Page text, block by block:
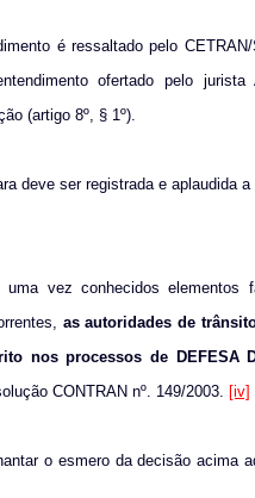
é ressaltado pelo
ofertado pelo jurista
(artigo 8º, § 1º).
deve ser registrada e aplaudida
vez conhecidos elementos
as autoridades de
nos processos de DEFESA
CONTRAN nº. 149/2003. [iv]
o esmero da decisão acima